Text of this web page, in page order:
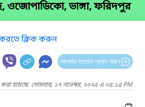
ওজোপাডিকো, ভাঙ্গা, ফরিদপুর
ক্লিক করুন
আপনার মতামত প্রদান করুন
করা হয়েছে: সোমবার, ১৭ নভেম্বর, ২০২৫ এ ০৫:১৫ PM